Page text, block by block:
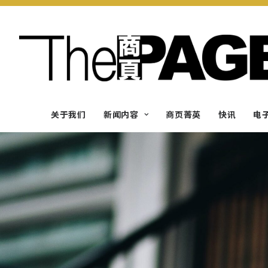
关于我们 新闻内容 商页菁英 快讯 电